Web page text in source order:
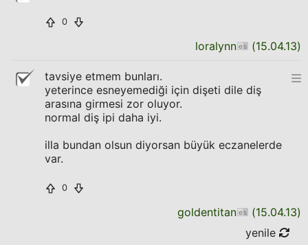
0
loralynn (15.04.13)
tavsiye etmem bunları.
yeterince esneyemediği için dişeti dile diş
arasına girmesi zor oluyor.
normal diş ipi daha iyi.
illa bundan olsun diyorsan büyük eczanelerde
var.
0
goldentitan (15.04.13)
yenile